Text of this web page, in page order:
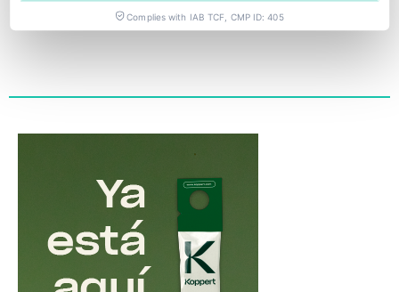
Complies with IAB TCF, CMP ID: 405